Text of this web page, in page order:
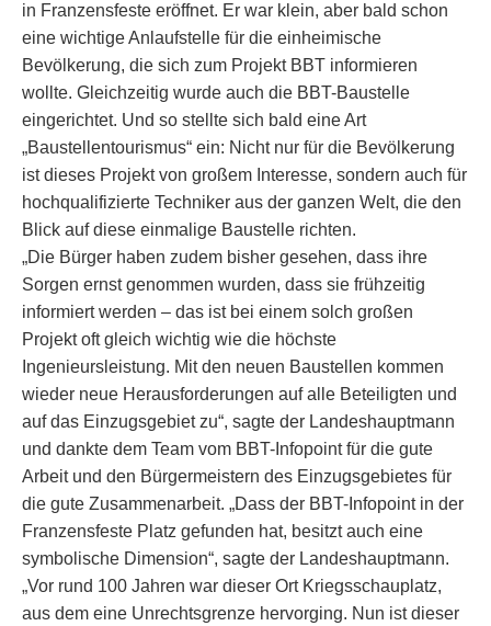
in Franzensfeste eröffnet. Er war klein, aber bald schon
eine wichtige Anlaufstelle für die einheimische
Bevölkerung, die sich zum Projekt BBT informieren
wollte. Gleichzeitig wurde auch die BBT-Baustelle
eingerichtet. Und so stellte sich bald eine Art
„Baustellentourismus“ ein: Nicht nur für die Bevölkerung
ist dieses Projekt von großem Interesse, sondern auch für
hochqualifizierte Techniker aus der ganzen Welt, die den
Blick auf diese einmalige Baustelle richten.
„Die Bürger haben zudem bisher gesehen, dass ihre
Sorgen ernst genommen wurden, dass sie frühzeitig
informiert werden – das ist bei einem solch großen
Projekt oft gleich wichtig wie die höchste
Ingenieursleistung. Mit den neuen Baustellen kommen
wieder neue Herausforderungen auf alle Beteiligten und
auf das Einzugsgebiet zu“, sagte der Landeshauptmann
und dankte dem Team vom BBT-Infopoint für die gute
Arbeit und den Bürgermeistern des Einzugsgebietes für
die gute Zusammenarbeit. „Dass der BBT-Infopoint in der
Franzensfeste Platz gefunden hat, besitzt auch eine
symbolische Dimension“, sagte der Landeshauptmann.
„Vor rund 100 Jahren war dieser Ort Kriegsschauplatz,
aus dem eine Unrechtsgrenze hervorging. Nun ist dieser